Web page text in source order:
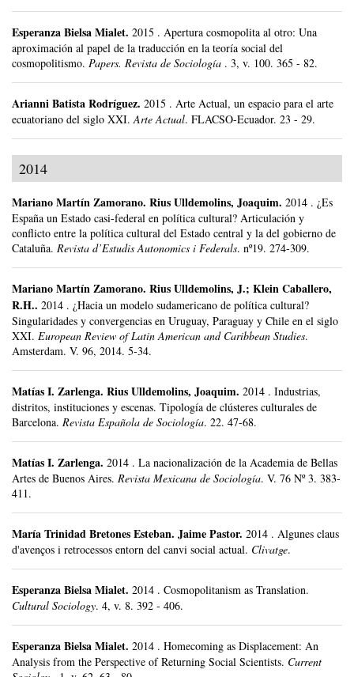
Esperanza Bielsa Mialet. 2015 . Apertura cosmopolita al otro: Una
aproximación al papel de la traducción en la teoría social del
cosmopolitismo. Papers. Revista de Sociología . 3, v. 100. 365 - 82.
Arianni Batista Rodríguez. 2015 . Arte Actual, un espacio para el arte
ecuatoriano del siglo XXI. Arte Actual. FLACSO-Ecuador. 23 - 29.
2014
Mariano Martín Zamorano. Rius Ulldemolins, Joaquim. 2014 . ¿Es
España un Estado casi-federal en política cultural? Articulación y
conflicto entre la política cultural del Estado central y la del gobierno de
Cataluña. Revista d’Estudis Autonomics i Federals. nº19. 274-309.
Mariano Martín Zamorano. Rius Ulldemolins, J.; Klein Caballero,
R.H.. 2014 . ¿Hacia un modelo sudamericano de política cultural?
Singularidades y convergencias en Uruguay, Paraguay y Chile en el siglo
XXI. European Review of Latin American and Caribbean Studies.
Amsterdam. V. 96, 2014. 5-34.
Matías I. Zarlenga. Rius Ulldemolins, Joaquim. 2014 . Industrias,
distritos, instituciones y escenas. Tipología de clústeres culturales de
Barcelona. Revista Española de Sociología. 22. 47-68.
Matías I. Zarlenga. 2014 . La nacionalización de la Academia de Bellas
Artes de Buenos Aires. Revista Mexicana de Sociología. V. 76 Nº 3. 383-
411.
María Trinidad Bretones Esteban. Jaime Pastor. 2014 . Algunes claus
d'avenços i retrocessos entorn del canvi social actual. Clivatge.
Esperanza Bielsa Mialet. 2014 . Cosmopolitanism as Translation.
Cultural Sociology. 4, v. 8. 392 - 406.
Esperanza Bielsa Mialet. 2014 . Homecoming as Displacement: An
Analysis from the Perspective of Returning Social Scientists. Current